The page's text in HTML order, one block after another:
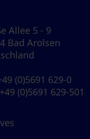
Allee 5 - 9
Bad Arolsen
(0)5691 629-0
(0)5691 629-501